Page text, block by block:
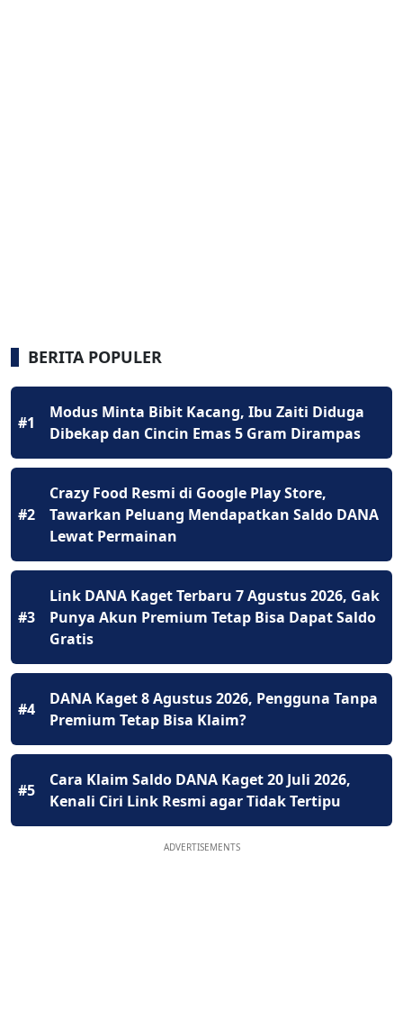
BERITA POPULER
#1
Modus Minta Bibit Kacang, Ibu Zaiti Diduga
Dibekap dan Cincin Emas 5 Gram Dirampas
#2
Crazy Food Resmi di Google Play Store,
Tawarkan Peluang Mendapatkan Saldo DANA
Lewat Permainan
#3
Link DANA Kaget Terbaru 7 Agustus 2026, Gak
Punya Akun Premium Tetap Bisa Dapat Saldo
Gratis
#4
DANA Kaget 8 Agustus 2026, Pengguna Tanpa
Premium Tetap Bisa Klaim?
#5
Cara Klaim Saldo DANA Kaget 20 Juli 2026,
Kenali Ciri Link Resmi agar Tidak Tertipu
ADVERTISEMENTS